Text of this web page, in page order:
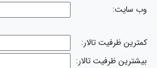
وب سایت:
کمترین ظرفیت تالار:
بیشترین ظرفیت تالار: